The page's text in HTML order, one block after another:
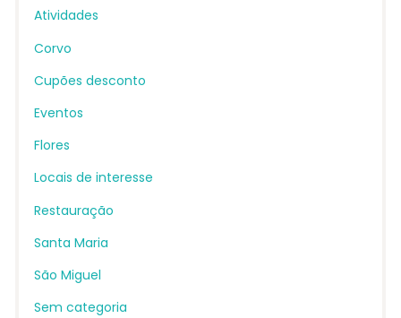
Atividades
Corvo
Cupões desconto
Eventos
Flores
Locais de interesse
Restauração
Santa Maria
São Miguel
Sem categoria